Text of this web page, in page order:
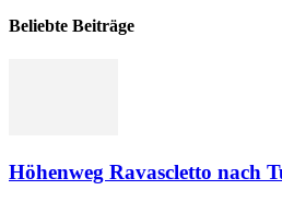
Beliebte Beiträge
Höhenweg Ravascletto nach